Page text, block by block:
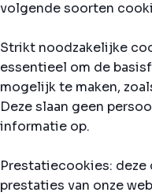
volgende soorten
Strikt noodzakelijke
essentieel om de
mogelijk te maken,
Deze slaan geen
informatie op.
Prestatiecookies:
prestaties van onze